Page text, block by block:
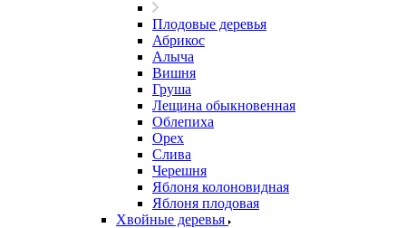
Плодовые деревья
Абрикос
Алыча
Вишня
Груша
Лещина обыкновенная
Облепиха
Орех
Слива
Черешня
Яблоня колоновидная
Яблоня плодовая
Хвойные деревья